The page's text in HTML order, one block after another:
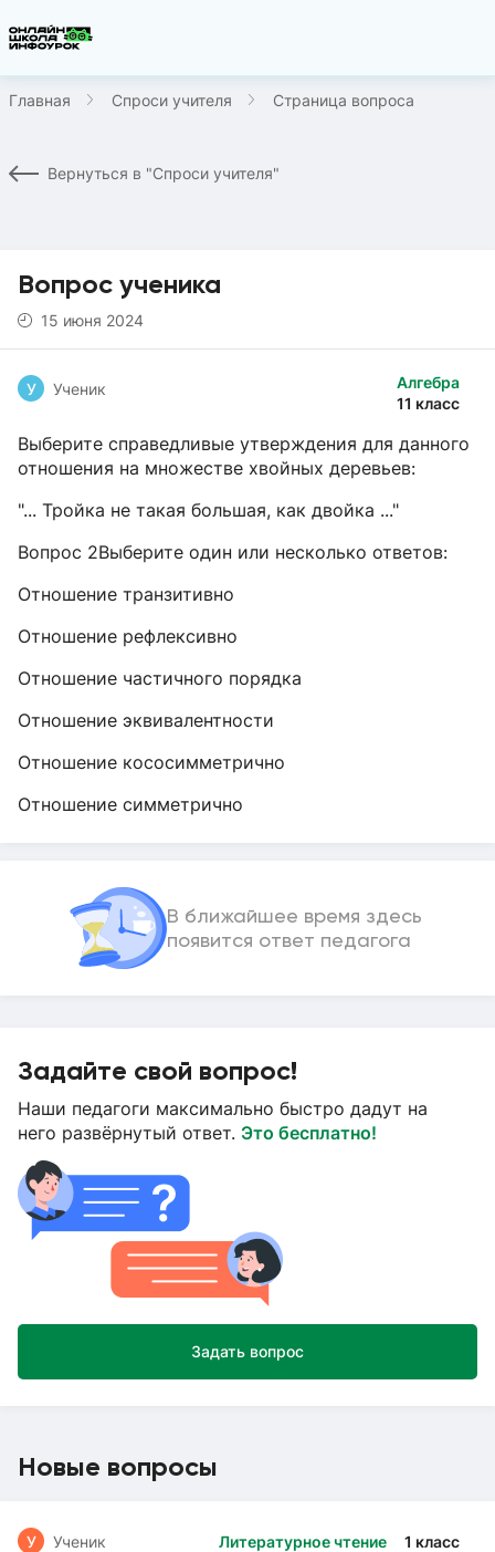
Главная Спроси учителя Страница вопроса
Вернуться в "Спроси учителя"
Вопрос ученика
15 июня 2024
Алгебра
11 класс
У Ученик
Выберите справедливые утверждения для данного
отношения на множестве хвойных деревьев:
"... Тройка не такая большая, как двойка ..."
Вопрос 2Выберите один или несколько ответов:
Отношение транзитивно
Отношение рефлексивно
Отношение частичного порядка
Отношение эквивалентности
Отношение кососимметрично
Отношение симметрично
В ближайшее время здесь
появится ответ педагога
Задайте свой вопрос!
Наши педагоги максимально быстро дадут на
него развёрнутый ответ. Это бесплатно!
Задать вопрос
Новые вопросы
Литературное чтение 1 класс
У Ученик